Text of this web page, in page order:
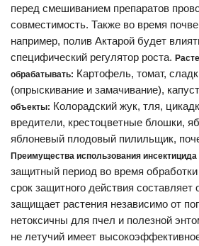
перед смешиванием препаратов
совместимость. Также во время
например, полив Актарой будет
специфический регулятор роста.
обрабатывать: Картофель, томат,
(опрыскивание и замачивание),
объекты: Колорадский жук, тля,
вредители, крестоцветные блошки,
яблоневый плодовый пилильщик,
Преимущества использования инсектицида
защитный период во время
срок защитного действия составляет
защищает растения независимо от
нетоксичны для пчел и полезной
не летучий имеет